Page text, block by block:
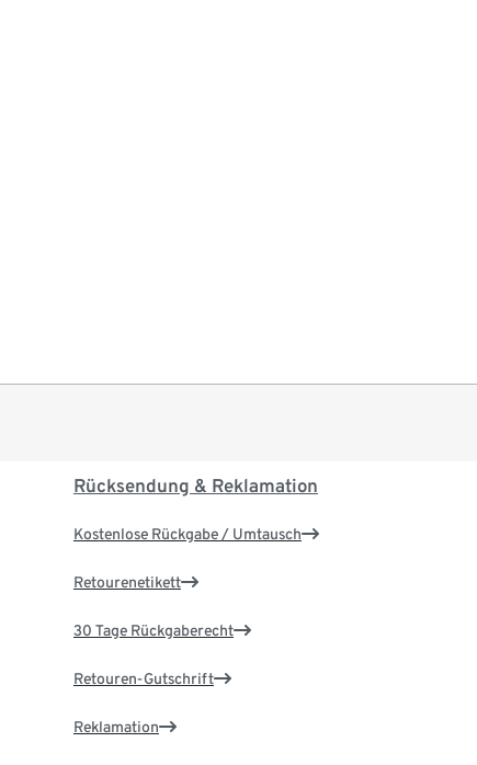
Rücksendung & Reklamation
Kostenlose Rückgabe / Umtausch
Retourenetikett
30 Tage Rückgaberecht
Retouren-Gutschrift
Reklamation